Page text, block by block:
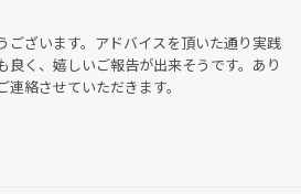
ございます。アドバイスを頂いた通り実践
良く、嬉しいご報告が出来そうです。あり
絡させていただきます。